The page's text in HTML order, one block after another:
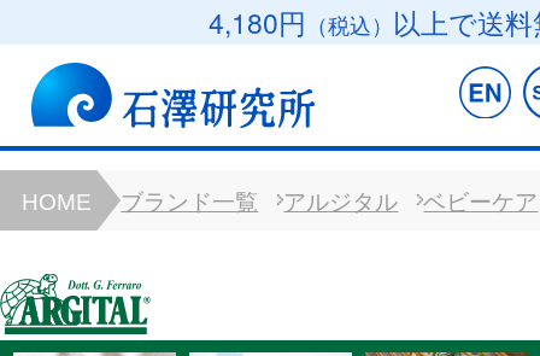
4,180円 （税込） 以上で送
HOME ブランド一覧 アルジタル ベビーケア